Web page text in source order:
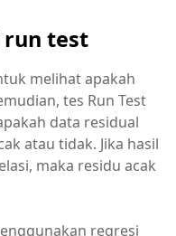
run test
melihat apakah
tes Run Test
data residual
atau tidak. Jika hasil
maka residu acak
regresi